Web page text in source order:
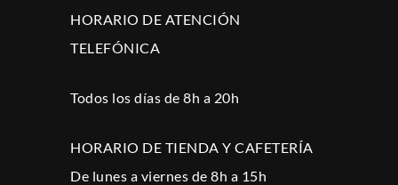
HORARIO DE ATENCIÓN
TELEFÓNICA
Todos los días de 8h a 20h
HORARIO DE TIENDA Y CAFETERÍA
De lunes a viernes de 8h a 15h